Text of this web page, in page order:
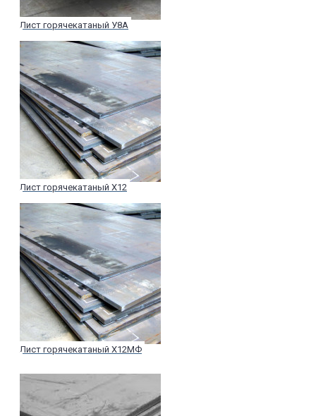
Лист горячекатаный У8А
Лист горячекатаный Х12
Лист горячекатаный Х12МФ